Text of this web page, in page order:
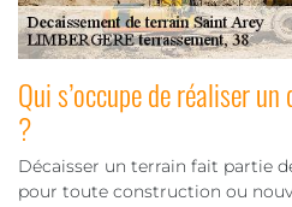
Qui s’occupe de réaliser
?
Décaisser un terrain fait partie
pour toute construction ou